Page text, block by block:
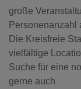
große
Personenanzahl
Die Kreisfreie
vielfältige
Suche für eine
gerne auch